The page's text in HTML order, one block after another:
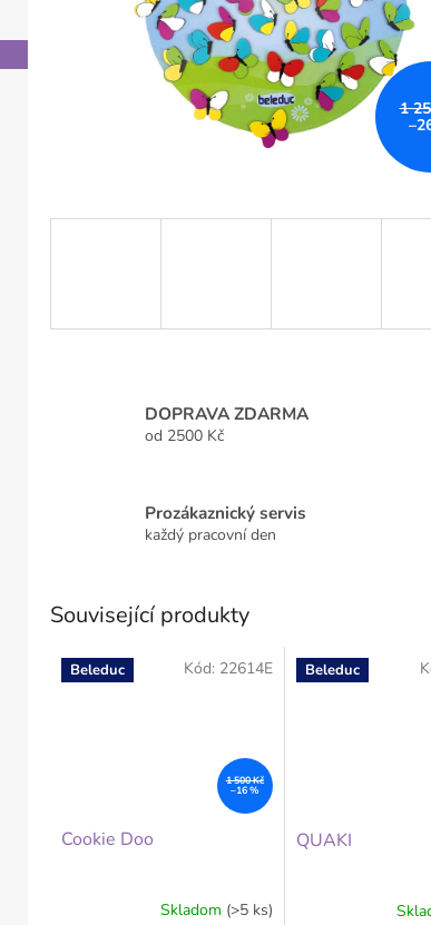
1
DOPRAVA ZDARMA
od 2500 Kč
Prozákaznický servis
každý pracovní den
Související produkty
Beleduc
1 500 Kč
–16 %
Cookie Doo
Skladom (>5 ks)
Kód: 22614E Beleduc
QUAKI